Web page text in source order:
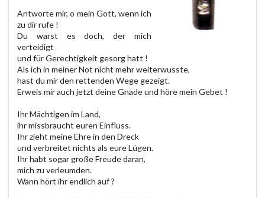
Antworte mir, o mein Gott, wenn ich
zu dir rufe !
Du warst es doch, der mich
verteidigt
und für Gerechtigkeit gesorg hatt !
Als ich in meiner Not nicht mehr weiterwusste,
hast du mir den rettenden Wege gezeigt.
Erweis mir auch jetzt deine Gnade und höre mein Gebet !
Ihr Mächtigen im Land,
ihr missbraucht euren Einfluss.
Ihr zieht meine Ehre in den Dreck
und verbreitet nichts als eure Lügen.
Ihr habt sogar große Freude daran,
mich zu verleumden.
Wann hört ihr endlich auf ?